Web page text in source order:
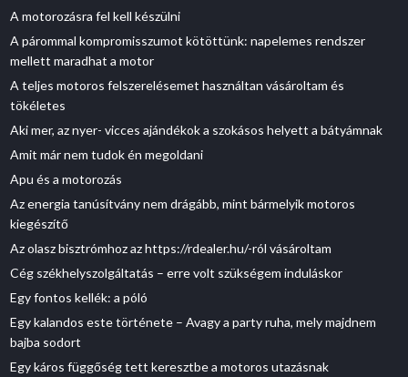
A motorozásra fel kell készülni
A párommal kompromisszumot kötöttünk: napelemes rendszer
mellett maradhat a motor
A teljes motoros felszerelésemet használtan vásároltam és
tökéletes
Aki mer, az nyer- vicces ajándékok a szokásos helyett a bátyámnak
Amit már nem tudok én megoldani
Apu és a motorozás
Az energia tanúsítvány nem drágább, mint bármelyik motoros
kiegészítő
Az olasz bisztrómhoz az https://rdealer.hu/-ról vásároltam
Cég székhelyszolgáltatás – erre volt szükségem induláskor
Egy fontos kellék: a póló
Egy kalandos este története – Avagy a party ruha, mely majdnem
bajba sodort
Egy káros függőség tett keresztbe a motoros utazásnak